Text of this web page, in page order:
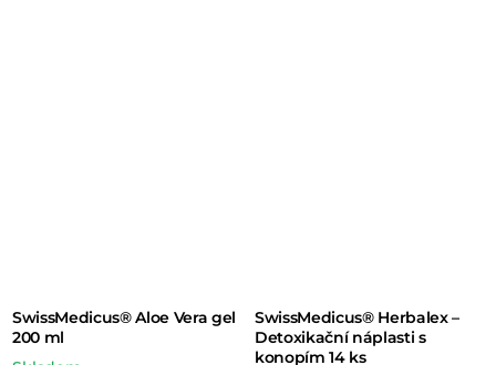
SwissMedicus® Aloe Vera gel
200 ml
SwissMedicus® Herbalex –
Detoxikační náplasti s
konopím 14 ks